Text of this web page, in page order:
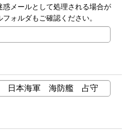
惑メールとして処理される場合が
ォルダもご確認ください。